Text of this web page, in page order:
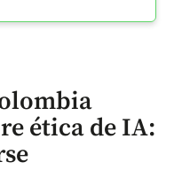
ética de IA: